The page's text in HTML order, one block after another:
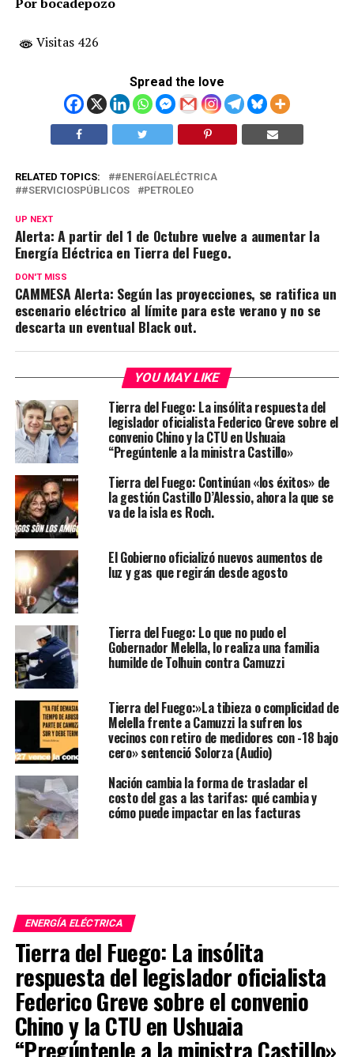
Visitas 426
Spread the love
RELATED TOPICS:
#ENERGÍAELÉCTRICA
#SERVICIOSPÚBLICOS
PETROLEO
UP NEXT
Alerta: A partir del 1 de Octubre vuelve a aumentar la
Energía Eléctrica en Tierra del Fuego.
DON'T MISS
CAMMESA Alerta: Según las proyecciones, se ratifica un
escenario eléctrico al límite para este verano y no se
descarta un eventual Black out.
YOU MAY LIKE
Tierra del Fuego: La insólita respuesta del
legislador oficialista Federico Greve sobre el
convenio Chino y la CTU en Ushuaia
“Pregúntenle a la ministra Castillo»
Tierra del Fuego: Continúan «los éxitos» de
la gestión Castillo D’Alessio, ahora la que se
va de la isla es Roch.
El Gobierno oficializó nuevos aumentos de
luz y gas que regirán desde agosto
Tierra del Fuego: Lo que no pudo el
Gobernador Melella, lo realiza una familia
humilde de Tolhuin contra Camuzzi
Tierra del Fuego:»La tibieza o complicidad de
Melella frente a Camuzzi la sufren los
vecinos con retiro de medidores con -18 bajo
cero» sentenció Solorza (Audio)
Nación cambia la forma de trasladar el
costo del gas a las tarifas: qué cambia y
cómo puede impactar en las facturas
ENERGÍA ELÉCTRICA
Tierra del Fuego: La insólita
respuesta del legislador oficialista
Federico Greve sobre el convenio
Chino y la CTU en Ushuaia
“Pregúntenle a la ministra Castillo»